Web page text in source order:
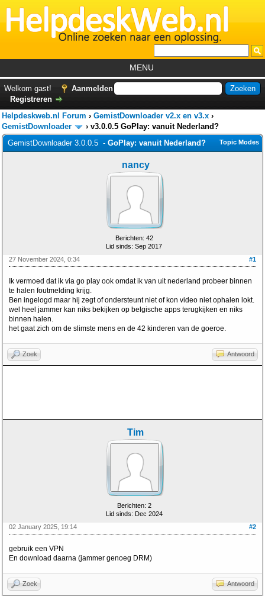
MENU
Foutcodes
Helpdesks
GemistDownloader
Forum
Welkom gast!
Aanmelden
Registreren
Helpdeskweb.nl Forum › GemistDownloader v2.x en v3.x ›
GemistDownloader
› v3.0.0.5 GoPlay: vanuit Nederland?
Topic Modes
GemistDownloader 3.0.0.5 - GoPlay: vanuit Nederland?
nancy
Berichten: 42
Lid sinds: Sep 2017
#1
27 November 2024, 0:34
Ik vermoed dat ik via go play ook omdat ik van uit nederland probeer binnen
te halen foutmelding krijg.
Ben ingelogd maar hij zegt of ondersteunt niet of kon video niet ophalen lokt.
wel heel jammer kan niks bekijken op belgische apps terugkijken en niks
binnen halen.
het gaat zich om de slimste mens en de 42 kinderen van de goeroe.
Zoek Antwoord
Tim
Berichten: 2
Lid sinds: Dec 2024
#2
02 January 2025, 19:14
gebruik een VPN
En download daarna (jammer genoeg DRM)
Zoek Antwoord